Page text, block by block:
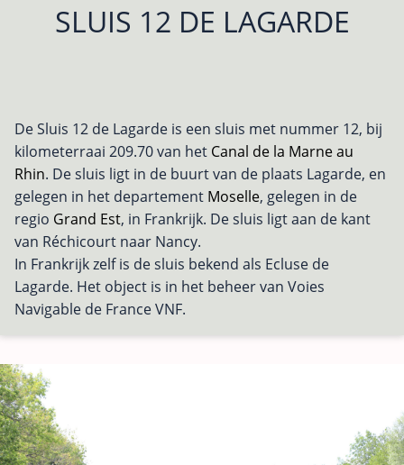
SLUIS 12 DE LAGARDE
De Sluis 12 de Lagarde is een sluis met nummer 12, bij
kilometerraai 209.70 van het Canal de la Marne au
Rhin. De sluis ligt in de buurt van de plaats Lagarde, en
gelegen in het departement Moselle, gelegen in de
regio Grand Est, in Frankrijk. De sluis ligt aan de kant
van Réchicourt naar Nancy.
In Frankrijk zelf is de sluis bekend als Ecluse de
Lagarde. Het object is in het beheer van Voies
Navigable de France VNF.